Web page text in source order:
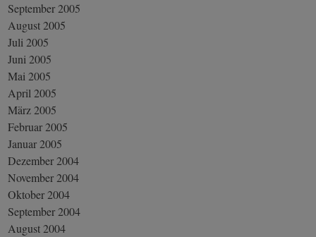
September 2005
August 2005
Juli 2005
Juni 2005
Mai 2005
April 2005
März 2005
Februar 2005
Januar 2005
Dezember 2004
November 2004
Oktober 2004
September 2004
August 2004